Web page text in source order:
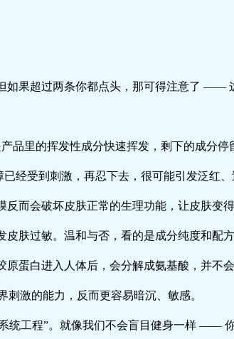
果超过两条你都点头，那可得注意了 ——
品里的挥发性成分快速挥发，剩下的成分停
经受到刺激，再忍下去，很可能引发泛红、
而会破坏皮肤正常的生理功能，让皮肤变得
肤过敏。温和与否，看的是成分纯度和配方
蛋白进入人体后，会分解成氨基酸，并不
激的能力，反而更容易暗沉、敏感。
统工程”。就像我们不会盲目健身一样 ——